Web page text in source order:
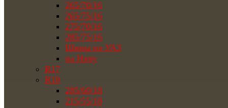
265/70/16
265/75/16
275/70/16
285/75/16
Шины на УАЗ
на Ниву
R17
R18
285/60/18
215/55/18